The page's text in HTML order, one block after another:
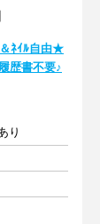
＆ﾈｲﾙ自由★
歴書不要♪
り